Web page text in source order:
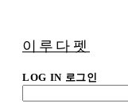
이루다펫
LOG IN 로그인